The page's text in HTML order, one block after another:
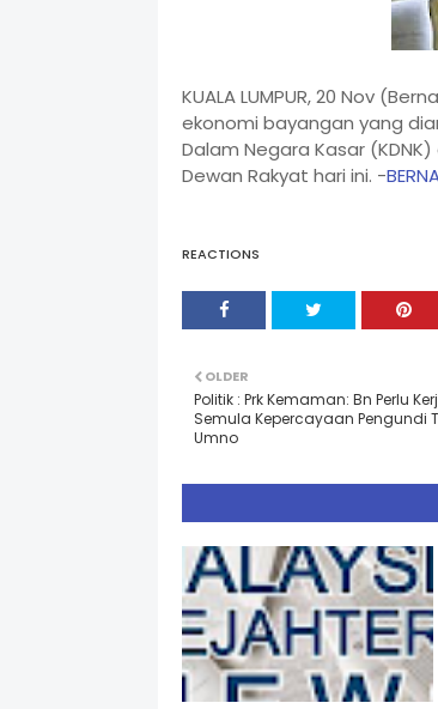
KUALA LUMPUR, 20 Nov
ekonomi bayangan yang
Dalam Negara Kasar
Dewan Rakyat hari ini. -
REACTIONS
OLDER
Politik : Prk Kemaman: Bn Perlu
Semula Kepercayaan Pengundi
Umno